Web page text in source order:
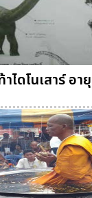
ไดโนเสาร์ อา